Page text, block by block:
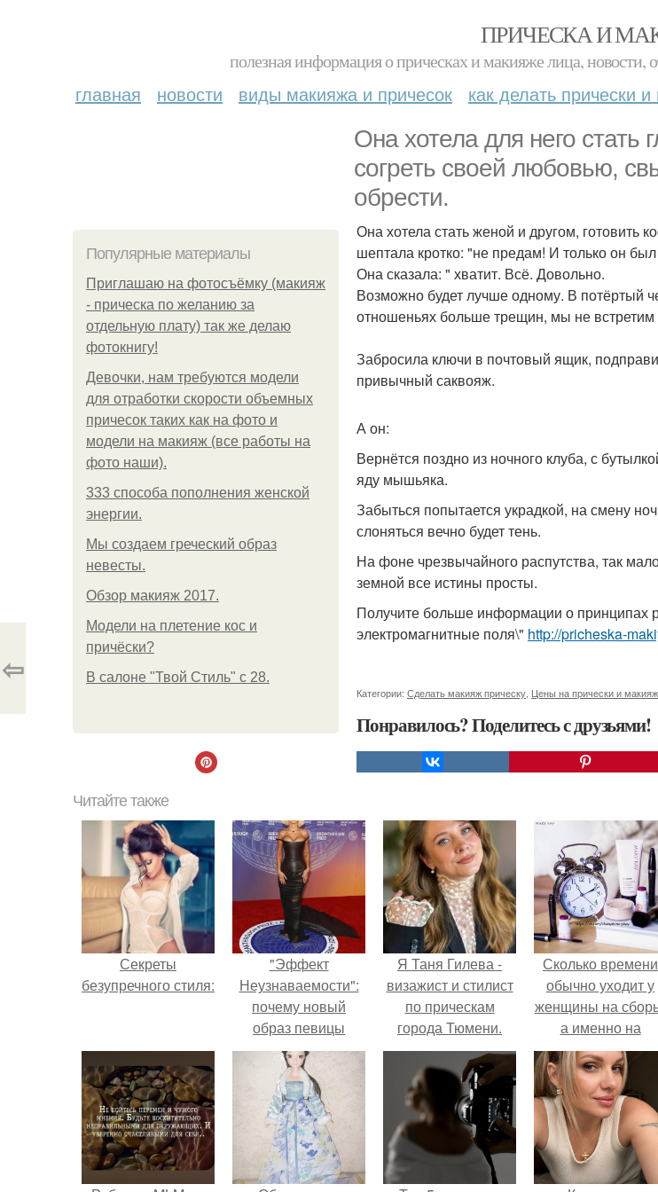
ПРИЧЕСКА И
полезная информация о прическах и макияже лица, новости,
главная новости виды макияжа и причесок как делать прически
Она хотела для него стать
согреть своей любовью,
обрести.
Популярные материалы
Приглашаю на фотосъёмку (макияж
- прическа по желанию за
отдельную плату) так же делаю
фотокнигу!
Девочки, нам требуются модели
для отработки скорости объемных
причесок таких как на фото и
модели на макияж (все работы на
фото наши).
333 способа пополнения женской
энергии.
Мы создаем греческий образ
невесты.
Обзор макияж 2017.
Модели на плетение кос и
причёски?
В салоне "Твой Стиль" с 28.
Она хотела стать женой и другом, готовить
шептала кротко: "не предам! И только он
Она сказала: " хватит. Всё. Довольно.
Возможно будет лучше одному. В потёртый
отношеньях больше трещин, мы не встретим
Забросила ключи в почтовый ящик,
привычный саквояж.
А он:
Вернётся поздно из ночного клуба, с
яду мышьяка.
Забыться попытается украдкой, на смену
слоняться вечно будет тень.
На фоне чрезвычайного распутства, так
земной все истины просты.
Получите больше информации о принципах
электромагнитные поля\" http://pricheska-
Категории: Сделать макияж прическу Цены на прически и макияж
Понравилось? Поделитесь с друзьями!
⇦
Читайте также
Секреты
безупречного стиля:
"Эффект
Неузнаваемости":
почему новый
образ певицы
вызвал споры о
гранях
возможного?
Я Таня Гилева -
визажист и стилист
по прическам
города Тюмени.
Сколько времени
обычно уходит у
женщины на
а именно на
макияж,
подбор одежды?